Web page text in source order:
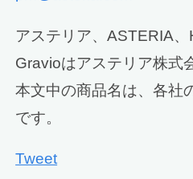
アステリア、ASTERIA、
Gravioはアステリア株式
本文中の商品名は、各社
です。
Tweet